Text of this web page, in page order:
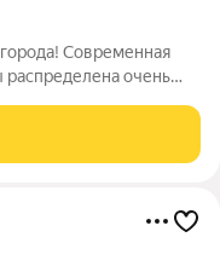
Современная
очень
размеров сан/узел.